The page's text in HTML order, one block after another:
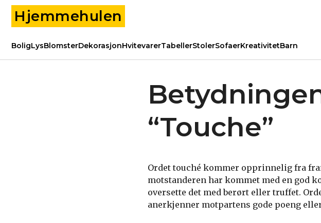
Hjemmehulen
BoligLysBlomsterDekorasjonHvitevarerTabellerStolerSofaerKreativitetBarn
“Touche”
Ordet touché kommer opprinnelig fra
motstanderen har kommet med en god
oversette det med berørt eller truffet.
anerkjenner motpartens gode poeng